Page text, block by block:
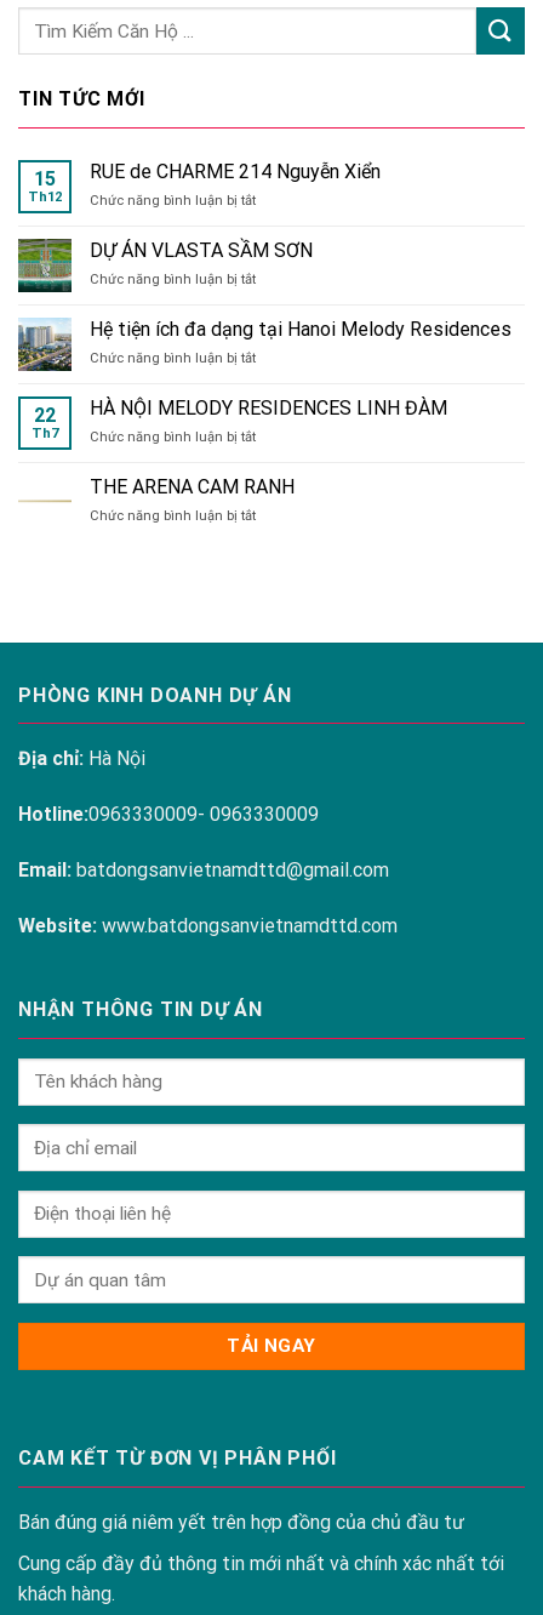
TIN TỨC MỚI
15
Th12
RUE de CHARME 214 Nguyễn Xiển
Chức năng bình luận bị tắtở
de
CHARME
214
Xiển
DỰ ÁN VLASTA SẦM SƠN
Chức năng bình luận bị tắtở
ÁN
VLASTA
SẦM
Hệ tiện ích đa dạng tại Hanoi Melody Residences
Chức năng bình luận bị tắtở
tiện
ích
đa
tại
Melody
22
Th7
HÀ NỘI MELODY RESIDENCES LINH ĐÀM
Chức năng bình luận bị tắtở
NỘI
MELODY
RESIDENCES
THE ARENA CAM RANH
Chức năng bình luận bị tắtở
PHÒNG KINH DOANH DỰ ÁN
Địa chỉ: Hà Nội
Hotline:0963330009- 0963330009
Email: batdongsanvietnamdttd@gmail.com
Website: www.batdongsanvietnamdttd.com
NHẬN THÔNG TIN DỰ ÁN
CAM KẾT TỪ ĐƠN VỊ PHÂN PHỐI
Bán đúng giá niêm yết trên hợp đồng của chủ đầu tư
Cung cấp đầy đủ thông tin mới nhất và chính xác nhất tới
khách hàng.